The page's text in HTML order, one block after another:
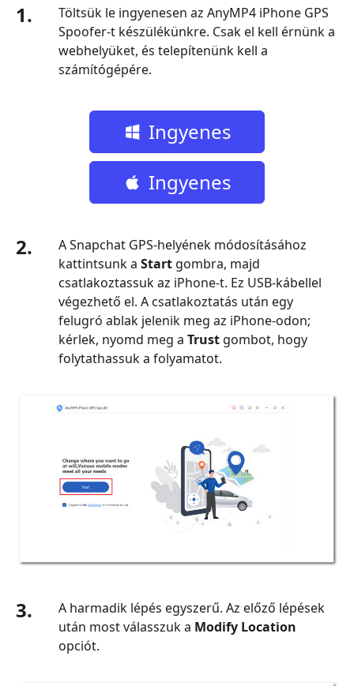
1.
Töltsük le ingyenesen az AnyMP4 iPhone GPS
Spoofer-t készülékünkre. Csak el kell érnünk a
webhelyüket, és telepítenünk kell a
számítógépére.
Ingyenes
letöltés
Ingyenes
2.
A Snapchat GPS‑helyének módosításához
kattintsunk a Start gombra, majd
csatlakoztassuk az iPhone‑t. Ez USB‑kábellel
végezhető el. A csatlakoztatás után egy
felugró ablak jelenik meg az iPhone‑odon;
kérlek, nyomd meg a Trust gombot, hogy
folytathassuk a folyamatot.
3.
A harmadik lépés egyszerű. Az előző lépések
után most válasszuk a Modify Location
opciót.